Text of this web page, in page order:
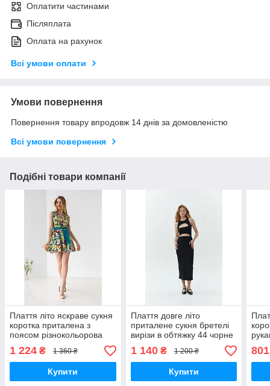
Оплатити частинами
Післяплата
Оплата на рахунок
Всі умови оплати
Умови повернення
Повернення товару впродовж 14 днів за домовленістю
Всі умови повернення
Подібні товари компанії
Плаття літо яскраве сукня
коротка приталена з
поясом різнокольорова
1 224 ₴ 1 360 ₴
Купити
Плаття довге літо
приталене сукня бретелі
вирізи в обтяжку 44 чорне
1 140₴ 1 200 ₴
Купити
801